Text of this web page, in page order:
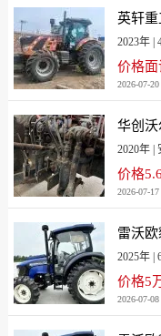
[山东青岛]22600
[陕西]31000
[四川]24602
[西藏]41400
[新疆兵团]31900
[浙江]24500
[重庆]31000
英轩重
2023年 |
价格面
2026-07-20
华创沃
2020年 |
价格
2026-07-17
雷沃
2025年 |
价格5
2026-07-08